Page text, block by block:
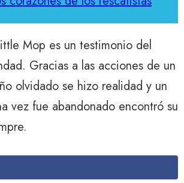
Mop es un testimonio del
Gracias a las acciones de un
olvidado se hizo realidad y un
vez fue abandonado encontró su